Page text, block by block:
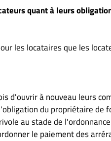
quant à leurs
les locataires que les
d'ouvrir à nouveau leurs
du propriétaire de
au stade de
le paiement des